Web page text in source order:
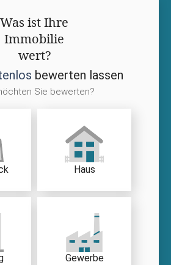
Was ist Ihre
Immobilie
wert?
bewerten lassen
Sie bewerten?
Haus
Gewerbe